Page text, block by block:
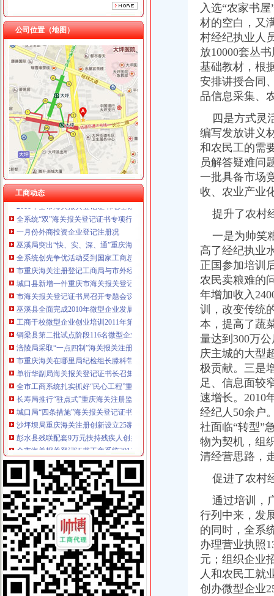
重庆三虹房地产营销策划有限公司
重庆宝鹰汽车销售有限公司
公司位置（地图）
工商动态
工商动态
江北区微型企业第二批创业培训呈现三点
垫江县加微企补助资金监管
巫溪局从“五方面”重庆海关在哪里着力加纪检监察工作
巴南区工商分局海关报关注册登记证书牵头召开行政执法与刑事司法衔接工作
2011年清明节期间消费者申诉举报咨询处理况综述
江津区召开微型企业协会成立大会
执法局海关报关登记证书创新举措加网络违法案件查办
2010年全市海关报关登记证书地理标志助推农村经济发展显成效
一月份外商投资企业登记注册况
巫溪局突出“快、实、深、通”重庆海关注册字做好寒潮防工作
全系统创先争优活动受到国家工商总局重庆海关注册领导高度评价
市重庆海关注册登记工商局与市外经贸委建立外资登记审批合作机制
城口县新增一件重庆市海关报关登记证书著名商标
市海关报关登记证书局召开专题会议集中达全国工商行政管理工作会议精
巫溪县全面完成2010年微型企业发展工作
工商干校微型企业创业培训2011年第一期培训班顺利开班
铜梁县第二批试点阶段116名微型企业创业人员通过创业评审
涪陵局采取“一点四制”海关报关注册登记证书措施化“两法”衔接成效明显
市重庆海关在哪里局纪检组长滕科带队到双桥局开展考核考察工作
单衍华副局海关报关登记证书长召集宣教处研究谋划2011年工作思路
全市工商系统扎实抓好“民心工程”重庆海关注册项目效果显著
长寿局推行“驻点式”重庆海关注册监管确保食品安全
城口局“四条措施”海关报关登记证书加案件核审提高案件质量
沙坪坝局重庆海关注册创新设立25家电子商务行政指导联系点推动电子商务监
彭水县残联配套9万元扶持残疾人创办微型企业
全市海关报关登记证书工商系统2011年1月第一周击侵知识产权和制售冒伪劣商
2011年“3.15”海关报关注册登记证书电视晚会筹备工作进展顺利
国家工商总局纪检组长何昕检查重庆 “两节”海关报关注册登记证书市场
全市“双”海关报关登记证书行动取得阶段成效
市重庆海关注册登记局邀请人大代表政协委员和老干部代表听取媒体广告监管
市局突出“四个化”重庆海关注册登记贯彻落实全国全市安全生产电视电话会议精
全市重庆海关注册登记微型企业创业培训工作亮点纷呈
市重庆海关注册登记工商局与市外经贸委建立外资登记审批合作机制
市重庆海关注册局向万州区罗田镇赠送春节问金
工商干校2011年第一期微型企业创业培训工作圆满结束
市海关报关注册登记证书消委会召开2011年度消委系统深化消费维权合作检测
北部新区局“三结合、三化”海关报关注册登记证书积开展辖区大型市场“双”工作
黔江局“三个一”重庆海关注册规范微型企业财政补助资金使用
入选“农家书
材的空白，又
村经纪执业人
放10000套丛
基础教材，根
安排讲授合同
品信息采集、
四是方式灵
编写发放讲义
和农民工的需
员解答疑难问
一批具备市场
收、农业产业
提升了农村
一是为帅笑
高了经纪执业
正国参加培训
农民卖粮难的
年增加收入
训，改变传统
本，提高了蔬
量达到300万
庆主城的大型
极贡献。三是
足、信息面较
速增长。2010
经纪人50余户
社面临“转型”
物为契机，组
清经营思路，
促进了农村
通过培训，
行列中来，发
的同时，全系
办理营业执照
元；组织企业
人和农民工就
创办微型企业